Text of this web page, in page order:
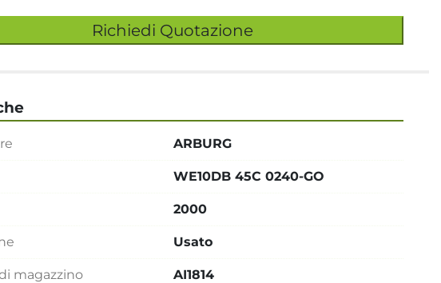
Richiedi Quotazione
ARBURG
WE10DB 45C 0240-GO
2000
Usato
magazzino AI1814